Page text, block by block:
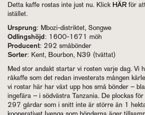
Detta kaffe rostas inte just nu. Klick HÄR för
istället.
Ursprung: Mbozi-distriktet, Songwe
Odlingshöjd: 1600-1671 möh
Producent: 292 småbönder
Sorter: Kent, Bourbon, N39 (tvättat)
Med stor andakt startar vi rosten varje dag. Vi
råkaffe som det redan investerats mången
vi rostar här har växt upp hos små bönder –
ingefära – i södvästra Tanzania. De plockas
297 gårdar som i snitt inte är större än 1